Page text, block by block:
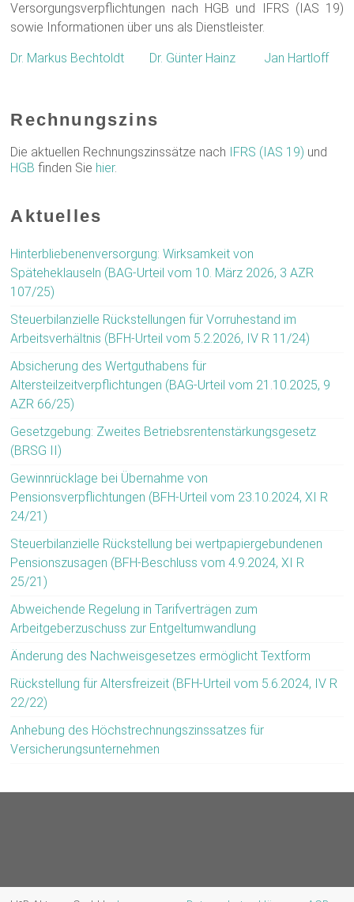
Versorgungsverpflichtungen nach HGB und IFRS (IAS 19)
sowie Informationen über uns als Dienstleister.
Dr. Markus Bechtoldt Dr. Günter Hainz Jan Hartloff
Rechnungszins
Die aktuellen Rechnungszinssätze nach IFRS (IAS 19) und
HGB finden Sie hier.
Aktuelles
Hinterbliebenenversorgung: Wirksamkeit von
Späteheklauseln (BAG-Urteil vom 10. März 2026, 3 AZR
107/25)
Steuerbilanzielle Rückstellungen für Vorruhestand im
Arbeitsverhältnis (BFH-Urteil vom 5.2.2026, IV R 11/24)
Absicherung des Wertguthabens für
Altersteilzeitverpflichtungen (BAG-Urteil vom 21.10.2025, 9
AZR 66/25)
Gesetzgebung: Zweites Betriebsrentenstärkungsgesetz
(BRSG II)
Gewinnrücklage bei Übernahme von
Pensionsverpflichtungen (BFH-Urteil vom 23.10.2024, XI R
24/21)
Steuerbilanzielle Rückstellung bei wertpapiergebundenen
Pensionszusagen (BFH-Beschluss vom 4.9.2024, XI R
25/21)
Abweichende Regelung in Tarifverträgen zum
Arbeitgeberzuschuss zur Entgeltumwandlung
Änderung des Nachweisgesetzes ermöglicht Textform
Rückstellung für Altersfreizeit (BFH-Urteil vom 5.6.2024, IV R
22/22)
Anhebung des Höchstrechnungszinssatzes für
Versicherungsunternehmen